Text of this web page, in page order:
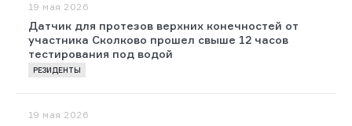
19 мая 2026
Датчик для протезов верхних конечностей от
участника Сколково прошел свыше 12 часов
тестирования под водой
РЕЗИДЕНТЫ
19 мая 2026